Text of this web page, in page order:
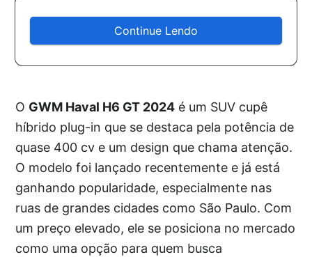
Continue Lendo
O GWM Haval H6 GT 2024 é um SUV cupê
híbrido plug-in que se destaca pela potência de
quase 400 cv e um design que chama atenção.
O modelo foi lançado recentemente e já está
ganhando popularidade, especialmente nas
ruas de grandes cidades como São Paulo. Com
um preço elevado, ele se posiciona no mercado
como uma opção para quem busca